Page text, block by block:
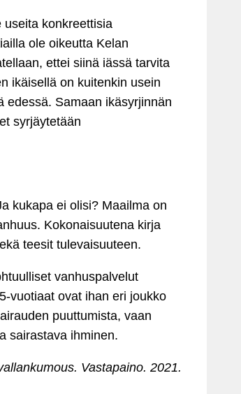
useita konkreettisia
ole oikeutta Kelan
ettei siinä iässä tarvita
ikäisellä on kuitenkin usein
edessä. Samaan ikäsyrjinnän
syrjäytetään
kukapa ei olisi? Maailma on
Kokonaisuutena kirja
teesit tulevaisuuteen.
vanhuspalvelut
vuotiaat ovat ihan eri joukko
puuttumista, vaan
sairastava ihminen.
Vastapaino. 2021.